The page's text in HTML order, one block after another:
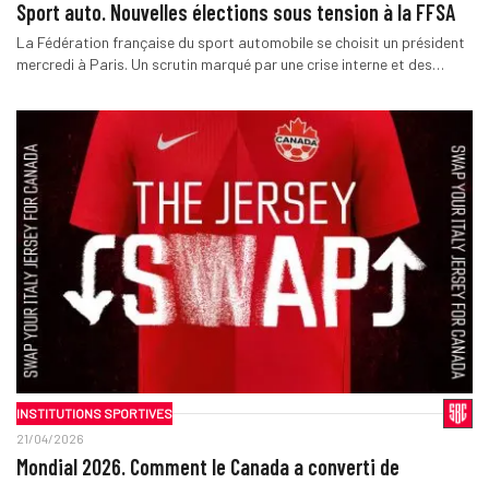
Sport auto. Nouvelles élections sous tension à la FFSA
La Fédération française du sport automobile se choisit un président
mercredi à Paris. Un scrutin marqué par une crise interne et des…
INSTITUTIONS SPORTIVES
21/04/2026
Mondial 2026. Comment le Canada a converti de